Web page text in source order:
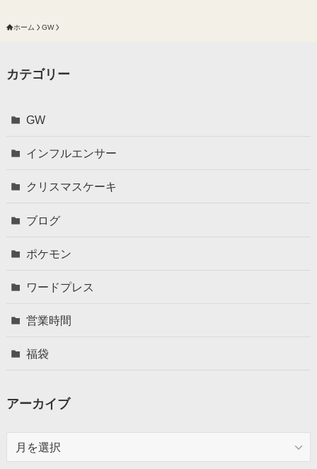
ホーム GW
カテゴリー
GW
インフルエンサー
クリスマスケーキ
ブログ
ポケモン
ワードプレス
営業時間
福袋
アーカイブ